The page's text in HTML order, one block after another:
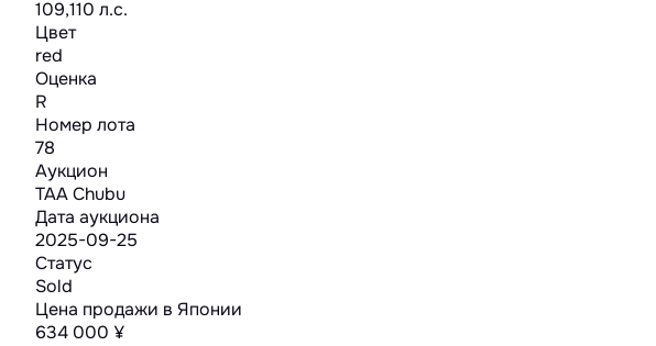
109,110 л.с.
Цвет
red
Оценка
R
Номер лота
78
Аукцион
TAA Chubu
Дата аукциона
2025-09-25
Статус
Sold
Цена продажи в Японии
634 000 ¥